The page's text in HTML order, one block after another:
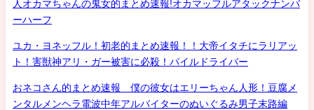
人オカマちゃんの鬼女的まとめ速報!オカマッフルアタックナンバ
ーハーフ
ユカ・ヨネッフル！初老的まとめ速報！！大帝イタチにラリアッ
ト！害獣神アリ・ガー被害に必殺！パイルドライバー
おネコさん的まとめ速報 僕の彼女はエリーちゃん人形！豆腐メ
ンタルメンヘラ電波中年アルバイターのぬいぐるみ男子末路編